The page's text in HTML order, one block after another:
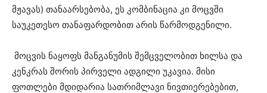
მჟავას) თანაარსებობა, ეს კომბინაცია კი მოცვში
საუკეთესო თანაფარდობით არის წარმოდგენილი.
მოცვის ნაყოფს მანგანუმის შემცველობით ხილსა და
კენკრას შორის პირველი ადგილი უკავია. მისი
ფოთლები მდიდარია სათრიმლავი ნივთიერებებით,